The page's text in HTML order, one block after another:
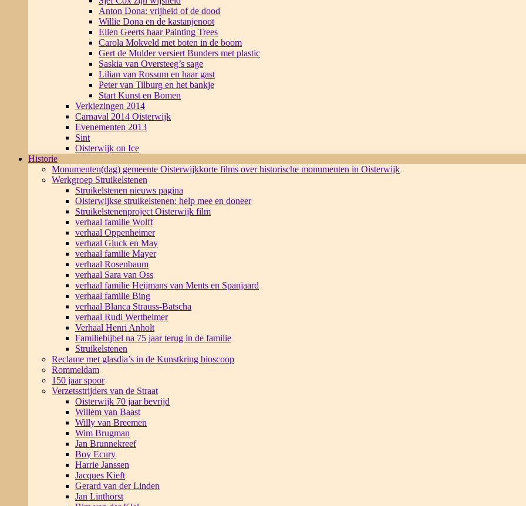
Anton Dona: vrijheid of de dood
Willie Dona en de kastanjenoot
Ellen Geerts haar Painting Trees
Carola Mokveld met boten in de boom
Gert de Mulder versiert Bunders met plastic
Saskia van Oversteeg’s sage
Lilian van Rossum en haar gast
Peter van Tilburg en het bankje
Start Kunst en Bomen
Verkiezingen 2014
Carnaval 2014 Oisterwijk
Evenementen 2013
Sint
Oisterwijk on Ice
Historie
Monumenten(dag) gemeente Oisterwijkkorte films over historische monumenten in Oisterwijk
Werkgroep Struikelstenen
Struikelstenen nieuws pagina
Oisterwijkse struikelstenen: help mee en doneer
Struikelstenenproject Oisterwijk film
verhaal familie Wolff
verhaal Oppenheimer
verhaal Gluck en May
verhaal familie Mayer
verhaal Rosenbaum
verhaal Sara van Oss
verhaal familie Heijmans van Ments en Spanjaard
verhaal familie Bing
verhaal Blanca Strauss-Batscha
verhaal Rudi Wertheimer
Verhaal Henri Anholt
Familiebijbel na 75 jaar terug in de familie
Struikelstenen
Reclame met glasdia’s in de Kunstkring bioscoop
Rommeldam
150 jaar spoor
Verzetsstrijders van de Straat
Oisterwijk 70 jaar bevrijd
Willem van Baast
Willy van Breemen
Wim Brugman
Jan Brunnekreef
Boy Ecury
Harrie Janssen
Jacques Kieft
Gerard van der Linden
Jan Linthorst